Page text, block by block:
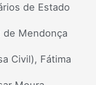
de Estado
de Mendonça
Civil), Fátima